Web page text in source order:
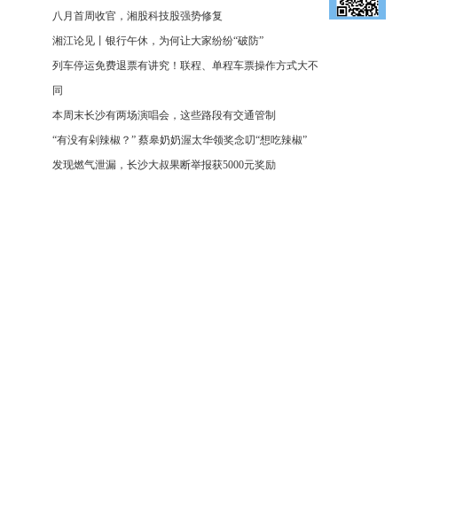
八月首周收官，湘股科技股强势修复
湘江论见丨银行午休，为何让大家纷纷“破防”
列车停运免费退票有讲究！联程、单程车票操作方式大不
同
本周末长沙有两场演唱会，这些路段有交通管制
“有没有剁辣椒？” 蔡皋奶奶渥太华领奖念叨“想吃辣椒”
发现燃气泄漏，长沙大叔果断举报获5000元奖励